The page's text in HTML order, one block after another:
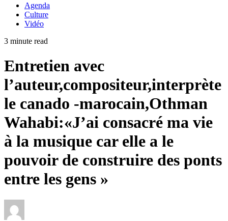
Agenda
Culture
Vidéo
3 minute read
Entretien avec
l’auteur,compositeur,interprète
le canado -marocain,Othman
Wahabi:«J’ai consacré ma vie
à la musique car elle a le
pouvoir de construire des ponts
entre les gens »